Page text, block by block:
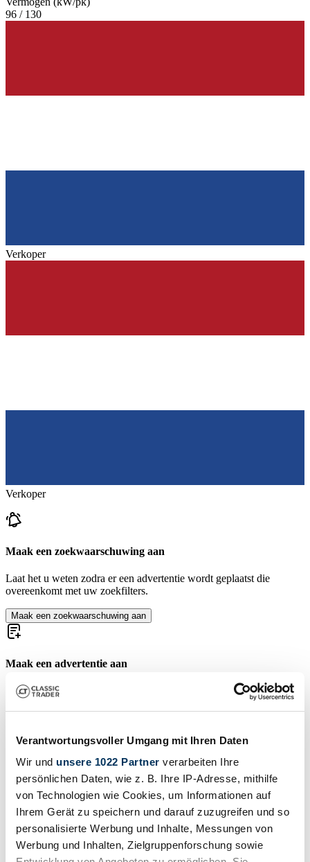
Verantwortungsvoller Umgang mit Ihren Daten
Wir und unsere 1022 Partner verarbeiten Ihre
persönlichen Daten, wie z. B. Ihre IP-Adresse, mithilfe
von Technologien wie Cookies, um Informationen auf
Ihrem Gerät zu speichern und darauf zuzugreifen und so
personalisierte Werbung und Inhalte, Messungen von
Werbung und Inhalten, Zielgruppenforschung sowie
96 / 130
Verkoper
Verkoper
Maak een zoekwaarschuwing aan
Laat het u weten zodra er een advertentie wordt geplaatst die
overeenkomt met uw zoekfilters.
Maak een zoekwaarschuwing aan
Maak een advertentie aan
Heeft u een Daimler Ferret die u wilt verkopen? Maak dan nu een
Ferret Series
Daimler Mk 2/3
Daimler models
Daimler 2.5 Litre V8
Daimler D16